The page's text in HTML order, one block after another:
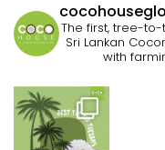
The first, tree-
Sri Lankan
with